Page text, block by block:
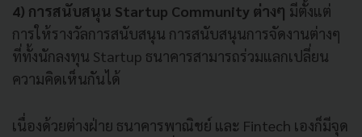
4) การสนับสนุน Startup Community ต่างๆ มีตั้งแต่
การให้รางวัลการสนับสนุน การสนับสนุนการจัดงานต่างๆ
ที่ทั้งนักลงทุน Startup ธนาคารสามารถร่วมแลกเปลี่ยน
ความคิดเห็นกันได้
เนื่องด้วยต่างฝ่าย ธนาคารพาณิชย์ และ Fintech เองก็มีจุด